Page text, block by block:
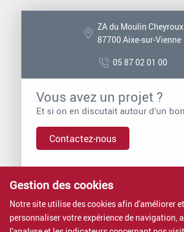
ZA du Moulin Cheyroux
87700 Aixe-sur-Vienne
05 87 02 01 00
Vous avez un projet ?
Et si on en discutait autour d’un
Contactez-nous
Vous voulez rejoindre Proximit ?
humaine.
Rejoignez-nous
Gestion des cookies
Notre site utilise des cookies afin d'améliorer
personnaliser votre expérience de navigation,